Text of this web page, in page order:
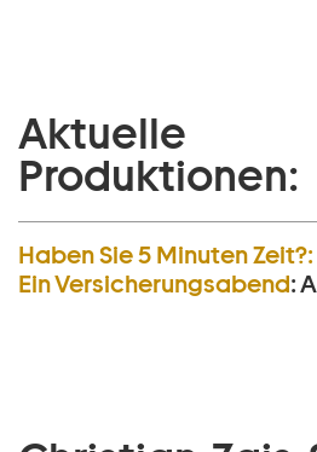
Aktuelle
Produktionen:
Haben Sie 5 Minuten Zeit?:
Ein Versicherungs­abend: